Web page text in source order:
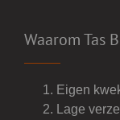
Waarom Tas
Eigen
Lage